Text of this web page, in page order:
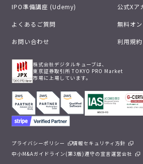
IPO準備講座 (Udemy) 公式Xア
よくあるご質問 無料オ
お問い合わせ 利用規約
株式会社デジタルキューブは、
東京証券取引所 TOKYO PRO Market
市場に上場しています。
プライバシーポリシー
情報セキュリティ方針
中小M&Aガイドライン(第3版)遵守の宣言運営会社